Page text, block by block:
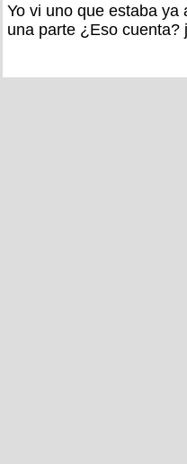
Yo vi uno que estaba ya
una parte ¿Eso cuenta?